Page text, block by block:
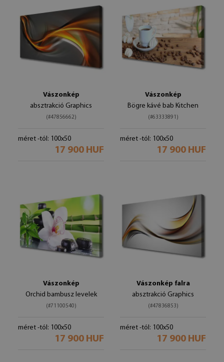
Vászonkép
absztrakció Graphics
(#47856662)
méret -tól: 100x50
17 900 HUF
Vászonkép
Bögre kávé bab Kitchen
(#63333891)
méret -tól: 100x50
17 900 HUF
Vászonkép
Orchid bambusz levelek
(#71100540)
méret -tól: 100x50
17 900 HUF
Vászonkép falra
absztrakció Graphics
(#47836853)
méret -tól: 100x50
17 900 HUF